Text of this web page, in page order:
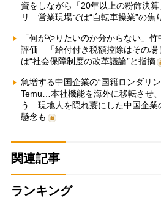
資をしながら「20年以上の粉飾決
リ 営業現場では“自転車操業”の焦
「何がやりたいのか分からない」
評価 「給付付き税額控除はその場
は“社会保障制度の改革議論”と指摘
急増する中国企業の“国籍ロンダリ
Temu…本社機能を海外に移転させ
う 現地人を隠れ蓑にした中国企業
懸念も
関連記事
ランキング